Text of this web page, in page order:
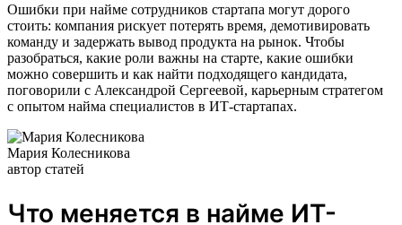
Ошибки при найме сотрудников стартапа могут дорого
стоить: компания рискует потерять время, демотивировать
команду и задержать вывод продукта на рынок. Чтобы
разобраться, какие роли важны на старте, какие ошибки
можно совершить и как найти подходящего кандидата,
поговорили с Александрой Сергеевой, карьерным стратегом
с опытом найма специалистов в ИТ-стартапах.
Мария Колесникова
автор статей
Что меняется в найме ИТ-